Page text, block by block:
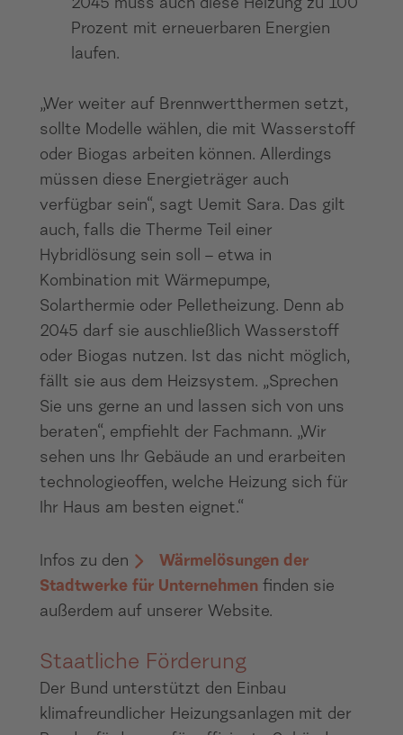
2045 muss auch diese Heizung zu 100
Prozent mit erneuerbaren Energien
laufen.
„Wer weiter auf Brennwertthermen setzt,
sollte Modelle wählen, die mit Wasserstoff
oder Biogas arbeiten können. Allerdings
müssen diese Energieträger auch
verfügbar sein“, sagt Uemit Sara. Das gilt
auch, falls die Therme Teil einer
Hybridlösung sein soll – etwa in
Kombination mit Wärmepumpe,
Solarthermie oder Pelletheizung. Denn ab
2045 darf sie auschließlich Wasserstoff
oder Biogas nutzen. Ist das nicht möglich,
fällt sie aus dem Heizsystem. „Sprechen
Sie uns gerne an und lassen sich von uns
beraten“, empfiehlt der Fachmann. „Wir
sehen uns Ihr Gebäude an und erarbeiten
technologieoffen, welche Heizung sich für
Ihr Haus am besten eignet.“
Infos zu den
Wärmelösungen der
Stadtwerke für Unternehmen finden sie
außerdem auf unserer Website.
Staatliche Förderung
Der Bund unterstützt den Einbau
klimafreundlicher Heizungsanlagen mit der